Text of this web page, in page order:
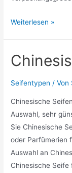
Männer
Weiterlesen »
Seifentypen / Von
Chinesische
Auswahl, sehr
Sie Chinesische
oder Parfümerien
Auswahl an
Chinesische